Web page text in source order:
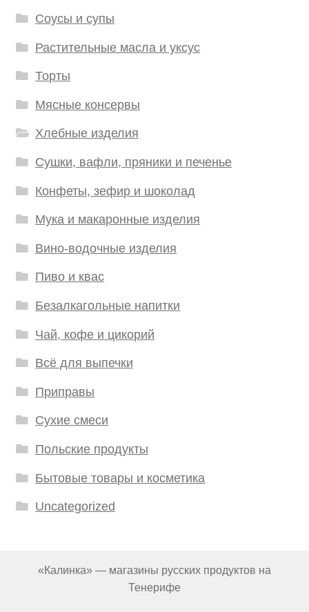
Соусы и супы
Растительные масла и уксус
Торты
Мясные консервы
Хлебные изделия
Сушки, вафли, пряники и печенье
Конфеты, зефир и шоколад
Мука и макаронные изделия
Вино-водочные изделия
Пиво и квас
Безалкагольные напитки
Чай, кофе и цикорий
Всё для выпечки
Приправы
Сухие смеси
Польские продукты
Бытовые товары и косметика
Uncategorized
«Калинка» — магазины русских продуктов на
Тенерифе